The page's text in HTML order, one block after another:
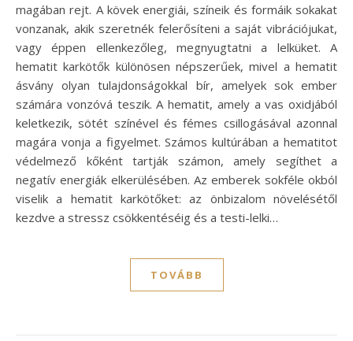
magában rejt. A kövek energiái, színeik és formáik sokakat
vonzanak, akik szeretnék felerősíteni a saját vibrációjukat,
vagy éppen ellenkezőleg, megnyugtatni a lelküket. A
hematit karkötők különösen népszerűek, mivel a hematit
ásvány olyan tulajdonságokkal bír, amelyek sok ember
számára vonzóvá teszik. A hematit, amely a vas oxidjából
keletkezik, sötét színével és fémes csillogásával azonnal
magára vonja a figyelmet. Számos kultúrában a hematitot
védelmező kőként tartják számon, amely segíthet a
negatív energiák elkerülésében. Az emberek sokféle okból
viselik a hematit karkötőket: az önbizalom növelésétől
kezdve a stressz csökkentéséig és a testi-lelki…
TOVÁBB